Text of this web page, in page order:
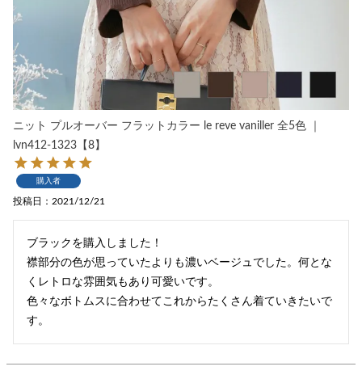
ニット プルオーバー フラットカラー le reve vaniller 全5色 ｜
lvn412-1323【8】
購入者
投稿日 2021/12/21
ブラックを購入しました！
襟部分の色が思っていたよりも濃いベージュでした。何とな
くレトロな雰囲気もあり可愛いです。
色々なボトムスに合わせてこれからたくさん着ていきたいで
す。